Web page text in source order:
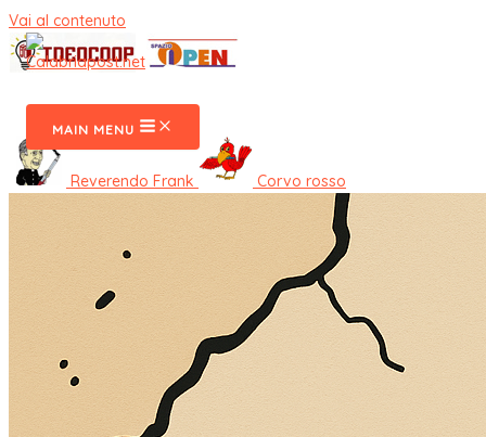
Vai al contenuto
MAIN MENU
Reverendo Frank Corvo rosso